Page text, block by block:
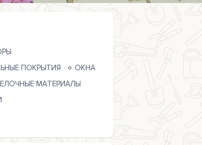
ПОКРЫТИЯ
ОКНА
МАТЕРИАЛЫ